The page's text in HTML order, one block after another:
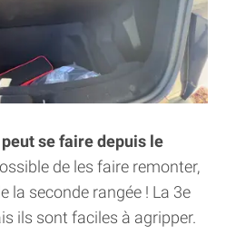
se faire depuis le
de les faire remonter,
la seconde rangée ! La 3e
ils sont faciles à agripper.